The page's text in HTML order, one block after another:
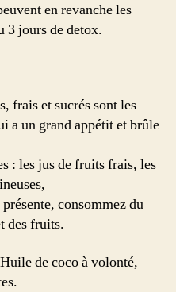
en revanche les
3 jours de detox.
frais et sucrés sont les
a un grand appétit et brûle
: les jus de fruits frais, les
consommez du
des fruits.
Huile de coco à volonté,